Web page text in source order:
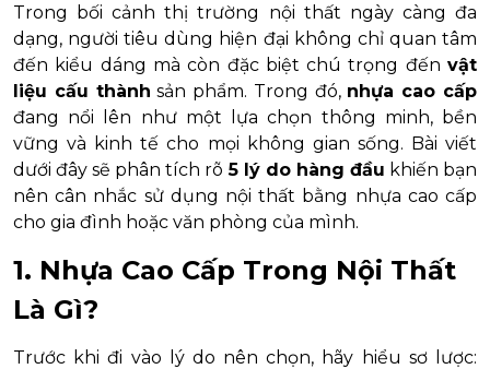
Trong bối cảnh thị trường nội thất ngày càng đa
dạng, người tiêu dùng hiện đại không chỉ quan tâm
đến kiểu dáng mà còn đặc biệt chú trọng đến vật
liệu cấu thành sản phẩm. Trong đó, nhựa cao cấp
đang nổi lên như một lựa chọn thông minh, bền
vững và kinh tế cho mọi không gian sống. Bài viết
dưới đây sẽ phân tích rõ5 lý do hàng đầu khiến bạn
nên cân nhắc sử dụng nội thất bằng nhựa cao cấp
cho gia đình hoặc văn phòng của mình.
1. Nhựa Cao Cấp Trong Nội Thất
Là Gì?
Trước khi đi vào lý do nên chọn, hãy hiểu sơ lược: